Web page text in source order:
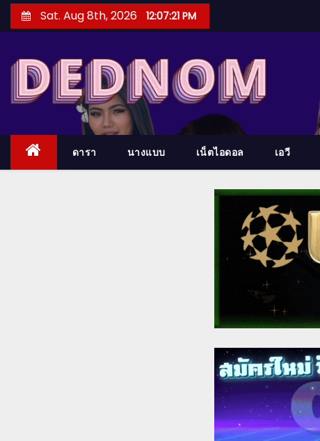
k
Sat. Aug 8th, 2026 12:07:23 PM
ดารา นางแบบ เน็ตไอดอล เอวี